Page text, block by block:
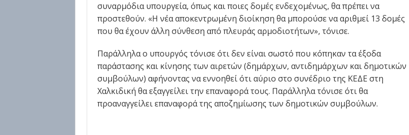
συναρμόδια υπουργεία, όπως και ποιες δομές ενδεχομένως, θα πρέπει να
προστεθούν. «Η νέα αποκεντρωμένη διοίκηση θα μπορούσε να αριθμεί 13 δομές
που θα έχουν άλλη σύνθεση από πλευράς αρμοδιοτήτων», τόνισε.
Παράλληλα ο υπουργός τόνισε ότι δεν είναι σωστό που κόπηκαν τα έξοδα
παράστασης και κίνησης των αιρετών (δημάρχων, αντιδημάρχων και δημοτικών
συμβούλων) αφήνοντας να εννοηθεί ότι αύριο στο συνέδριο της ΚΕΔΕ στη
Χαλκιδική θα εξαγγείλει την επαναφορά τους. Παράλληλα τόνισε ότι θα
προαναγγείλει επαναφορά της αποζημίωσης των δημοτικών συμβούλων.